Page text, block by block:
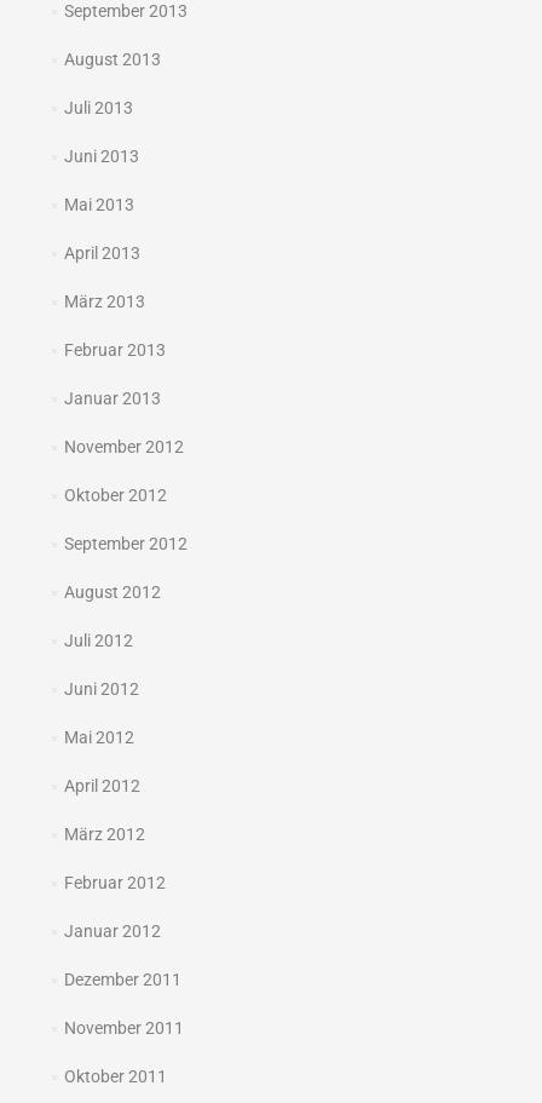
September 2013
August 2013
Juli 2013
Juni 2013
Mai 2013
April 2013
März 2013
Februar 2013
Januar 2013
November 2012
Oktober 2012
September 2012
August 2012
Juli 2012
Juni 2012
Mai 2012
April 2012
März 2012
Februar 2012
Januar 2012
Dezember 2011
November 2011
Oktober 2011